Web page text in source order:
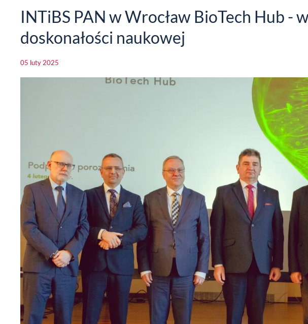
INTiBS PAN w Wrocław BioTech Hub -
doskonałości naukowej
05 luty 2025